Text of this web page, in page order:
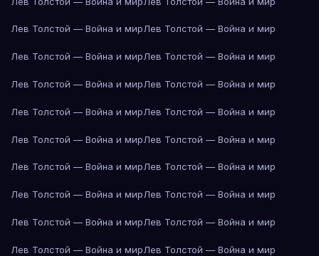
Лев Толстой — Война и мирЛев Толстой — Война и мир
Лев Толстой — Война и мирЛев Толстой — Война и мир
Лев Толстой — Война и мирЛев Толстой — Война и мир
Лев Толстой — Война и мирЛев Толстой — Война и мир
Лев Толстой — Война и мирЛев Толстой — Война и мир
Лев Толстой — Война и мирЛев Толстой — Война и мир
Лев Толстой — Война и мирЛев Толстой — Война и мир
Лев Толстой — Война и мирЛев Толстой — Война и мир
Лев Толстой — Война и мирЛев Толстой — Война и мир